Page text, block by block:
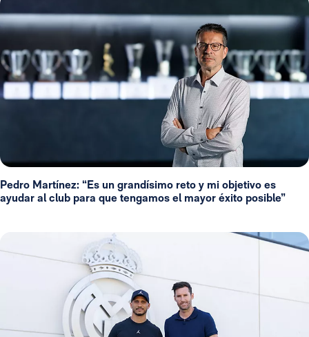
Pedro Martínez: “Es un grandísimo reto y mi objetivo es
ayudar al club para que tengamos el mayor éxito posible”